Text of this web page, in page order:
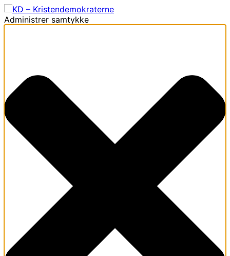
Administrer samtykke